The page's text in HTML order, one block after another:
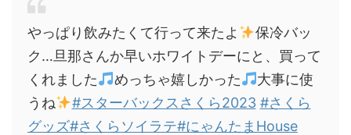
やっぱり飲みたくて行って来たよ
保冷バッ
ク…旦那さんか早いホワイトデーにと、買って
くれました
めっちゃ嬉しかった
大事に使
うね
#スターバックスさくら2023 #さくら
グッズ#さくらソイラテ#にゃんたまHouse